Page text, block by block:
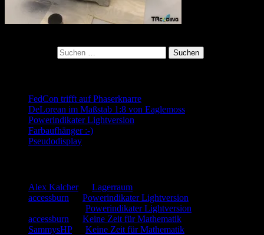
FedCon trifft auf Phaserknarre
DeLorean im Maßstab 1:8 von Eaglemoss
Powerindikater Lightversion
Farbaufhänger :-)
Pseudodisplay
Alex Kalcherzu Lagerraum
accessburn
Powerindikater Lightversion
Powerindikater Lightversion
accessburn
Keine Zeit für Mathematik
SammysHPzu Keine Zeit für Mathematik